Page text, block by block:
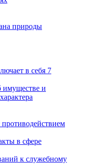
природы
в себя 7
имуществе и
в сфере
к служебному